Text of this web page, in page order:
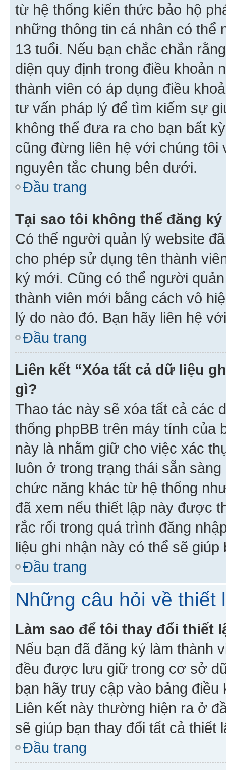
từ hệ thống kiến thức bảo hộ
những thông tin cá nhân có thể
13 tuổi. Nếu bạn chắc chắn
diện quy định trong điều khoản
thành viên có áp dụng điều
tư vấn pháp lý để tìm kiếm sự
không thể đưa ra cho bạn bất
cũng đừng liên hệ với chúng
nguyên tắc chung bên dưới.
Đầu trang
Tại sao tôi không thể đăng
Có thể người quản lý website
cho phép sử dụng tên thành
ký mới. Cũng có thể người
thành viên mới bằng cách vô
lý do nào đó. Bạn hãy liên hệ
Đầu trang
Liên kết “Xóa tất cả dữ liệu
gì?
Thao tác này sẽ xóa tất cả các
thống phpBB trên máy tính của
này là nhằm giữ cho việc xác
luôn ở trong trạng thái sẵn
chức năng khác từ hệ thống
đã xem nếu thiết lập này được
rắc rối trong quá trình đăng
liệu ghi nhận này có thể sẽ
Đầu trang
Những câu hỏi về thiết
Làm sao để tôi thay đổi thiết
Nếu bạn đã đăng ký làm thành
đều được lưu giữ trong cơ sở
bạn hãy truy cập vào bảng
Liên kết này thường hiện ra ở
sẽ giúp bạn thay đổi tất cả thiết
Đầu trang